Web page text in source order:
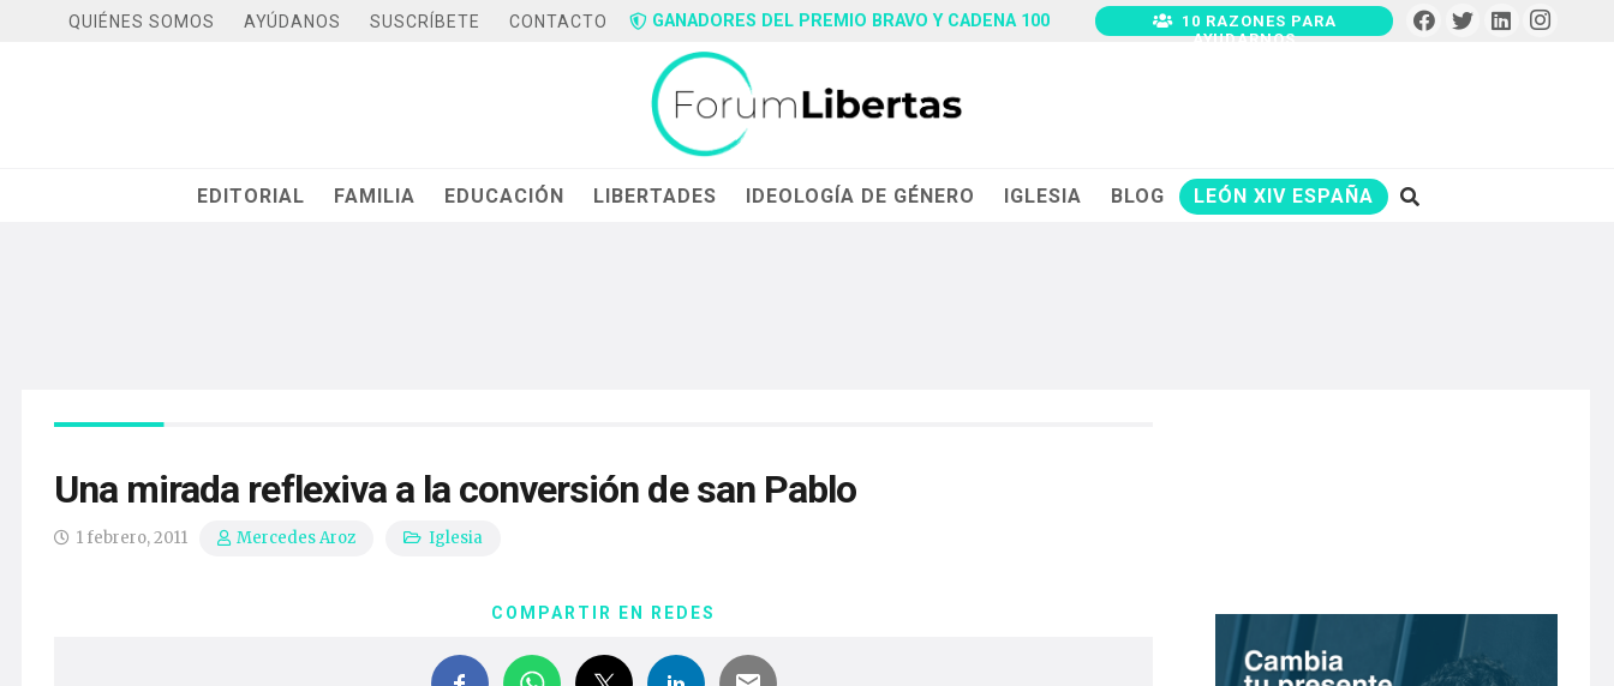
QUIÉNES SOMOS AYÚDANOS SUSCRÍBETE CONTACTO GANADORES DEL PREMIO BRAVO Y CADENA 100
10 RAZONES PARA
AYUDARNOS
EDITORIAL FAMILIA EDUCACIÓN LIBERTADES IDEOLOGÍA DE GÉNERO IGLESIA BLOG LEÓN XIV ESPAÑA
Una mirada reflexiva a la conversión de san Pablo
1 febrero, 2011 Mercedes Aroz Iglesia
COMPARTIR EN REDES